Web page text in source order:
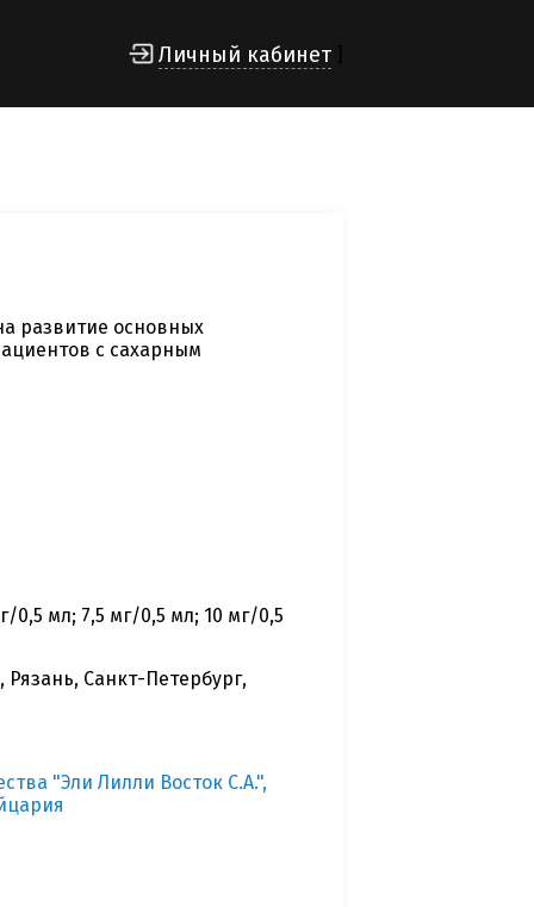
Личный кабинет
развитие основных
с сахарным
0,5 мл; 7,5 мг/0,5 мл; 10 мг/0,5
Санкт-Петербург,
"Эли Лилли Восток С.А.",